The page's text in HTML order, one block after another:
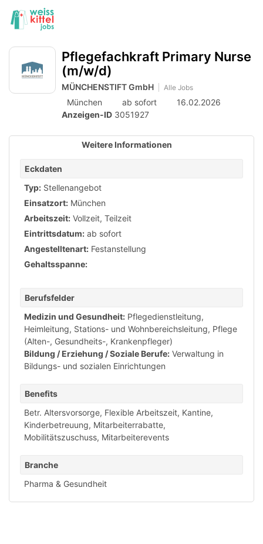
Accessibility
Modus
aktivieren
zur
von
Endgerät
Pflegefachkraft Primary Nurse
(m/w/d)
MÜNCHENSTIFT GmbH Alle Jobs
München ab sofort
16.02.2026
Anzeigen-ID 3051927
Weitere Informationen
Eckdaten
Typ: Stellenangebot
Einsatzort: München
Arbeitszeit: Vollzeit, Teilzeit
Eintrittsdatum: ab sofort
Angestelltenart: Festanstellung
Gehaltsspanne:
Berufsfelder
Medizin und Gesundheit: Pflegedienstleitung,
Heimleitung, Stations- und Wohnbereichsleitung, Pflege
(Alten-, Gesundheits-, Krankenpfleger)
Bildung / Erziehung / Soziale Berufe: Verwaltung in
Bildungs- und sozialen Einrichtungen
Benefits
Betr. Altersvorsorge, Flexible Arbeitszeit, Kantine,
Kinderbetreuung, Mitarbeiterrabatte,
Mobilitätszuschuss, Mitarbeiterevents
Branche
Pharma & Gesundheit